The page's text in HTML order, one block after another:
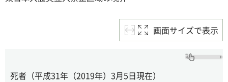
画面サイズで表示
死者（平成31年（2019年）3月5日現在）